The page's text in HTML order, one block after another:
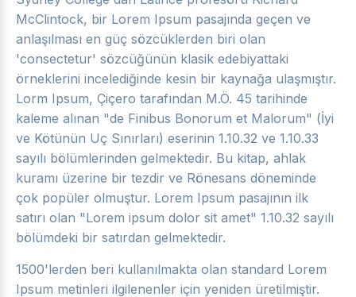
McClintock, bir Lorem Ipsum pasajında geçen ve
anlaşılması en güç sözcüklerden biri olan
'consectetur' sözcüğünün klasik edebiyattaki
örneklerini incelediğinde kesin bir kaynağa ulaşmıştır.
Lorm Ipsum, Çiçero tarafından M.Ö. 45 tarihinde
kaleme alınan "de Finibus Bonorum et Malorum" (İyi
ve Kötünün Uç Sınırları) eserinin 1.10.32 ve 1.10.33
sayılı bölümlerinden gelmektedir. Bu kitap, ahlak
kuramı üzerine bir tezdir ve Rönesans döneminde
çok popüler olmuştur. Lorem Ipsum pasajının ilk
satırı olan "Lorem ipsum dolor sit amet" 1.10.32 sayılı
bölümdeki bir satırdan gelmektedir.
1500'lerden beri kullanılmakta olan standard Lorem
Ipsum metinleri ilgilenenler için yeniden üretilmiştir.